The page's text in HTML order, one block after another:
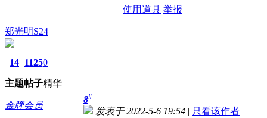
使用道具 举报
郑光明S24
14
主题
1125
帖子
0
精华
金牌会员
8#
发表于 2022-5-6 19:54 | 只看该作者